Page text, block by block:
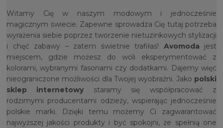
Witamy Cię w naszym modowym i jednocześnie
magicznym świecie. Zapewne sprowadza Cię tutaj potrzeba
wyrażenia siebie poprzez tworzenie nietuzinkowych stylizacji
i chęć zabawy – zatem świetnie trafiłaś! Avomoda jest
miejscem, gdzie możesz do woli eksperymentować z
kolorami, wybranymi fasonami czy dodatkami. Dajemy więc
nieograniczone możliwości dla Twojej wyobraźni. Jako polski
sklep internetowy staramy się współpracować z
rodzimymi producentami odzieży, wspierając jednocześnie
polskie marki. Dzięki temu możemy Ci zagwarantować
najwyższej jakości produkty i być spokojni, że spełnią one